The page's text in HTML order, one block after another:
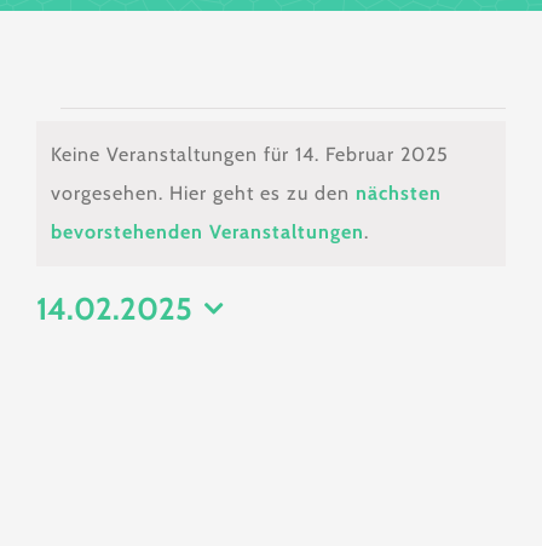
Veranstaltungen
für
Februar
Hinweis
Keine Veranstaltungen für 14. Februar 2025
vorgesehen. Hier geht es zu den nächsten
bevorstehenden Veranstaltungen.
14.02.2025